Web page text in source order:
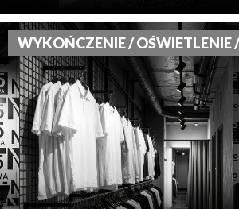
WYKOŃCZENIE / OŚWIETLENIE